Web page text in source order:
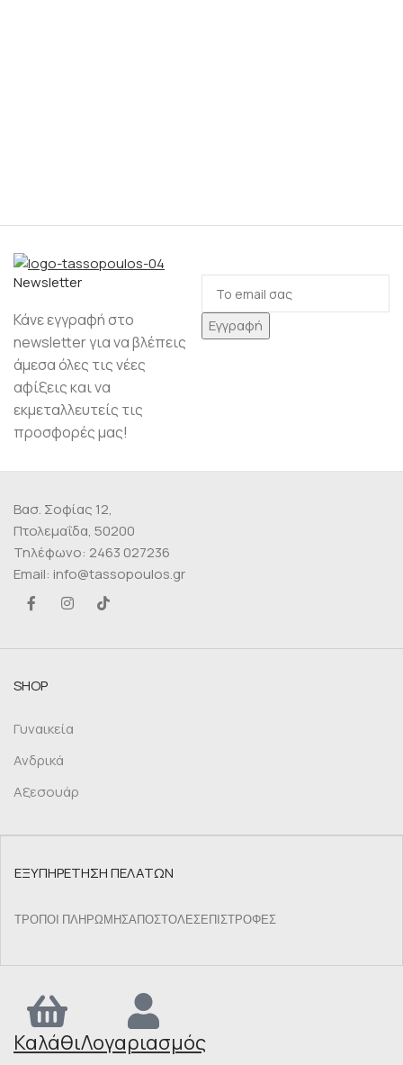
Νewsletter
Κάνε εγγραφή στο
newsletter για να βλέπεις
άμεσα όλες τις νέες
αφίξεις και να
εκμεταλλευτείς τις
προσφορές μας!
Βασ. Σοφίας 12,
Πτολεμαΐδα, 50200
Τηλέφωνο: 2463 027236
Email: info@tassopoulos.gr
SHOP
Γυναικεία
Ανδρικά
Αξεσουάρ
ΕΞΥΠΗΡΕΤΗΣΗ ΠΕΛΑΤΩΝ
ΤΡΌΠΟΙ ΠΛΗΡΩΜΉΣΑΠΟΣΤΟΛΈΣΕΠΙΣΤΡΟΦΈΣ
ΚαλάθιΛογαριασμός